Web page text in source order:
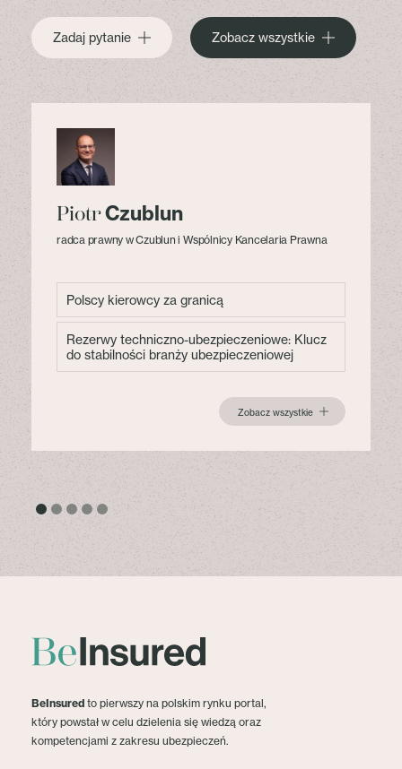
Zadaj pytanie Zobacz wszystkie
PiotrCzublun
radca prawny w Czublun i Wspólnicy Kancelaria Prawna
Polscy kierowcy za granicą
Rezerwy techniczno-ubezpieczeniowe: Klucz
do stabilności branży ubezpieczeniowej
Zobacz wszystkie
BeInsured to pierwszy na polskim rynku portal,
który powstał w celu dzielenia się wiedzą oraz
kompetencjami z zakresu ubezpieczeń.